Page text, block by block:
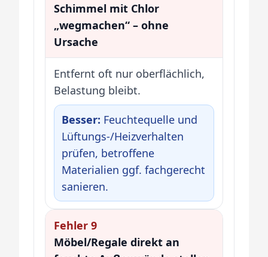
Schimmel mit Chlor
„wegmachen“ – ohne
Ursache
Entfernt oft nur oberflächlich,
Belastung bleibt.
Besser: Feuchtequelle und
Lüftungs-/Heizverhalten
prüfen, betroffene
Materialien ggf. fachgerecht
sanieren.
Fehler 9
Möbel/Regale direkt an